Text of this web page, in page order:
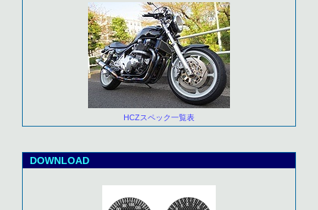
HCZスペック一覧表
DOWNLOAD